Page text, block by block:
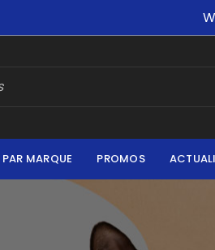
MARQUE PROMOS